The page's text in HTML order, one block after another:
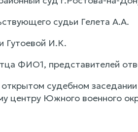
судьи Гелета А.А.
Гутоевой И.К.
ФИО1, представителей
судебном
центру Южного военного